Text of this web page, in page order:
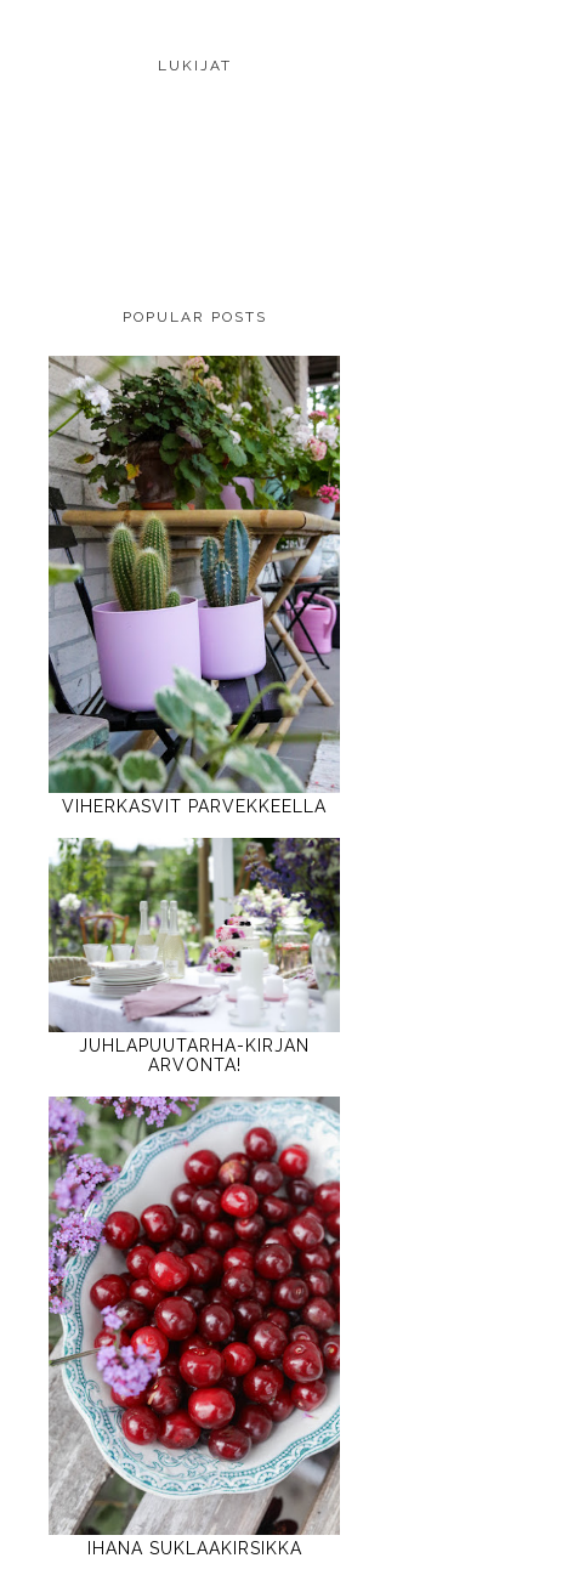
LUKIJAT
POPULAR POSTS
VIHERKASVIT PARVEKKEELLA
JUHLAPUUTARHA-KIRJAN
ARVONTA!
IHANA SUKLAAKIRSIKKA